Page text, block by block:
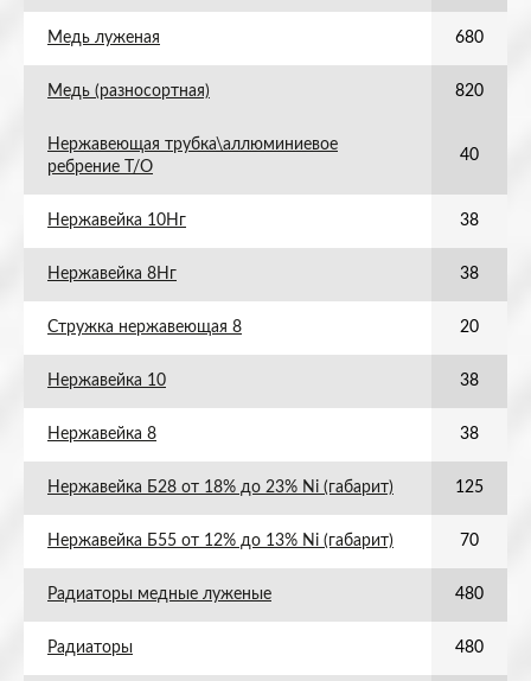
Медь луженая 680
Медь (разносортная) 820
Нержавеющая трубка\аллюминиевое
ребрение Т/О
40
Нержавейка 10Нг 38
Нержавейка 8Нг 38
Стружка нержавеющая 8 20
Нержавейка 10 38
Нержавейка 8 38
Нержавейка Б28 от 18% до 23% Ni (габарит) 125
Нержавейка Б55 от 12% до 13% Ni (габарит) 70
Радиаторы медные луженые 480
Радиаторы 480